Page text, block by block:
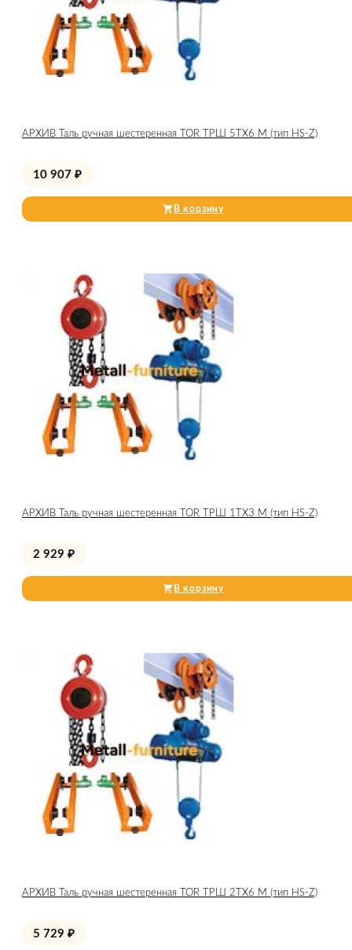
АРХИВ Таль ручная шестеренная TOR ТРШ 5ТХ6 М (тип HS-Z)
10 907 ₽
В корзину
АРХИВ Таль ручная шестеренная TOR ТРШ 1ТХ3 М (тип HS-Z)
2 929 ₽
В корзину
АРХИВ Таль ручная шестеренная TOR ТРШ 2ТХ6 М (тип HS-Z)
5 729 ₽